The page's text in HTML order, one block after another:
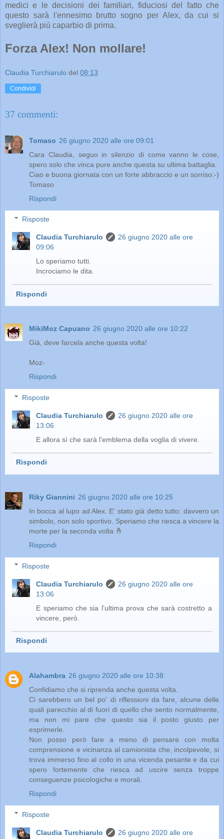
medici e le decisioni dei familiari, fiduciosi del fatto che
questo sarà l'ennesimo brutto sogno per Alex, da cui si
sveglierà più caparbio di prima.
Forza Alex! Non mollare!
Claudia Turchiarulo del 08:13
Condividi
37 commenti:
Tomaso 26 giugno 2020 alle ore 09:01
Cara Claudia, seguo in silenzio di come vanno le cose,
spero solo che vinca pure anche questa su ultima battaglia.
Ciao e buona giornata con un forte abbraccio e un sorriso:-)
Tomaso
Rispondi
Risposte
Claudia Turchiarulo
26 giugno 2020 alle ore
09:06
Lo speriamo tutti.
Incrociamo le dita.
Rispondi
MikiMoz Capuano 26 giugno 2020 alle ore 10:22
Già, deve farcela anche questa volta!
Moz-
Rispondi
Risposte
Claudia Turchiarulo
26 giugno 2020 alle ore
13:06
E allora sì che sarà l'emblema della voglia di vivere.
Rispondi
Riky Giannini 26 giugno 2020 alle ore 10:25
In bocca al lupo ad Alex. E' stato già detto tutto: davvero un
simbolo, non solo sportivo. Speriamo che riesca a vincere la
morte per la seconda volta 🤞
Rispondi
Risposte
Claudia Turchiarulo
26 giugno 2020 alle ore
13:06
E speriamo che sia l'ultima prova che sarà costretto a
vincere, però.
Rispondi
Alahambra 26 giugno 2020 alle ore 10:38
Confidiamo che si riprenda anche questa volta.
Ci sarebbero un bel po' di riflessioni da fare, alcune delle
quali parecchio al di fuori di quello che sento normalmente,
ma non mi pare che questo sia il posto giusto per
esprimerle.
Non posso però fare a meno di pensare con molta
comprensione e vicinanza al camionista che, incolpevole, si
trova immerso fino al collo in una vicenda pesante e da cui
spero fortemente che riesca ad uscire senza troppe
conseguenze psicologiche e morali.
Rispondi
Risposte
Claudia Turchiarulo
26 giugno 2020 alle ore